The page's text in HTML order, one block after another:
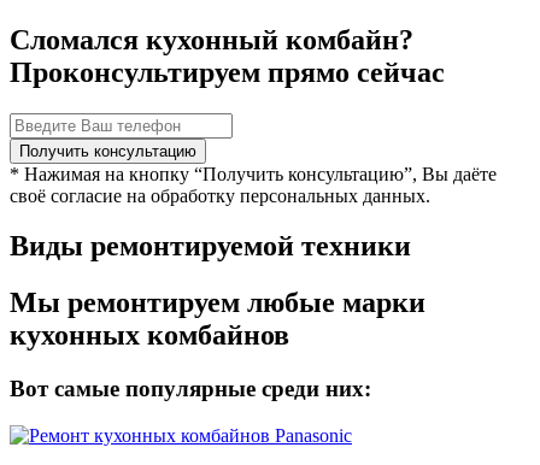
Сломался кухонный комбайн?
Проконсультируем прямо сейчас
* Нажимая на кнопку “Получить консультацию”, Вы даёте
своё согласие на обработку персональных данных.
Виды ремонтируемой техники
Мы ремонтируем любые марки
кухонных комбайнов
Вот самые популярные среди них: